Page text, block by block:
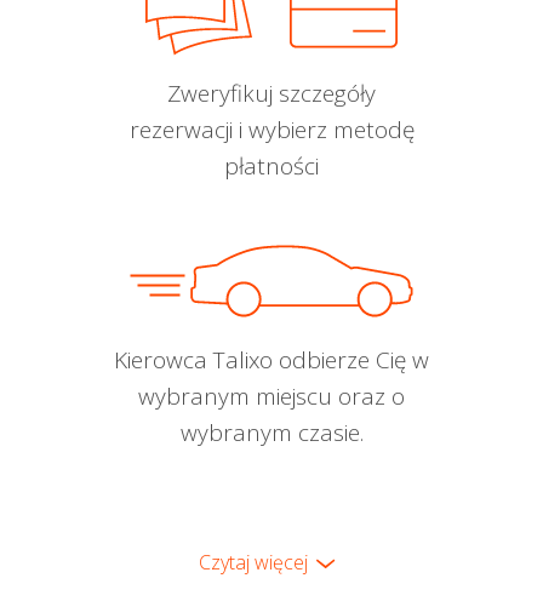
Zweryfikuj szczegóły
rezerwacji i wybierz metodę
płatności
Kierowca Talixo odbierze Cię w
wybranym miejscu oraz o
wybranym czasie.
Czytaj więcej